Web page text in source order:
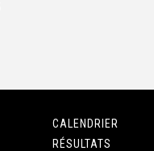
CALENDRIER
RÉSULTATS